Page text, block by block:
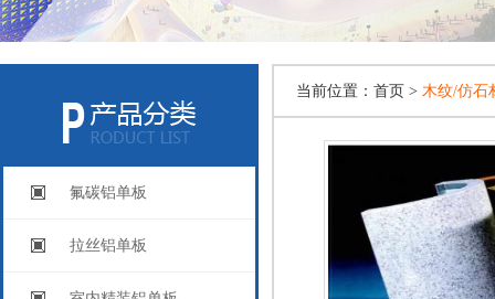
氟碳铝单板
拉丝铝单板
当前位置： 首页 > 木纹/仿石